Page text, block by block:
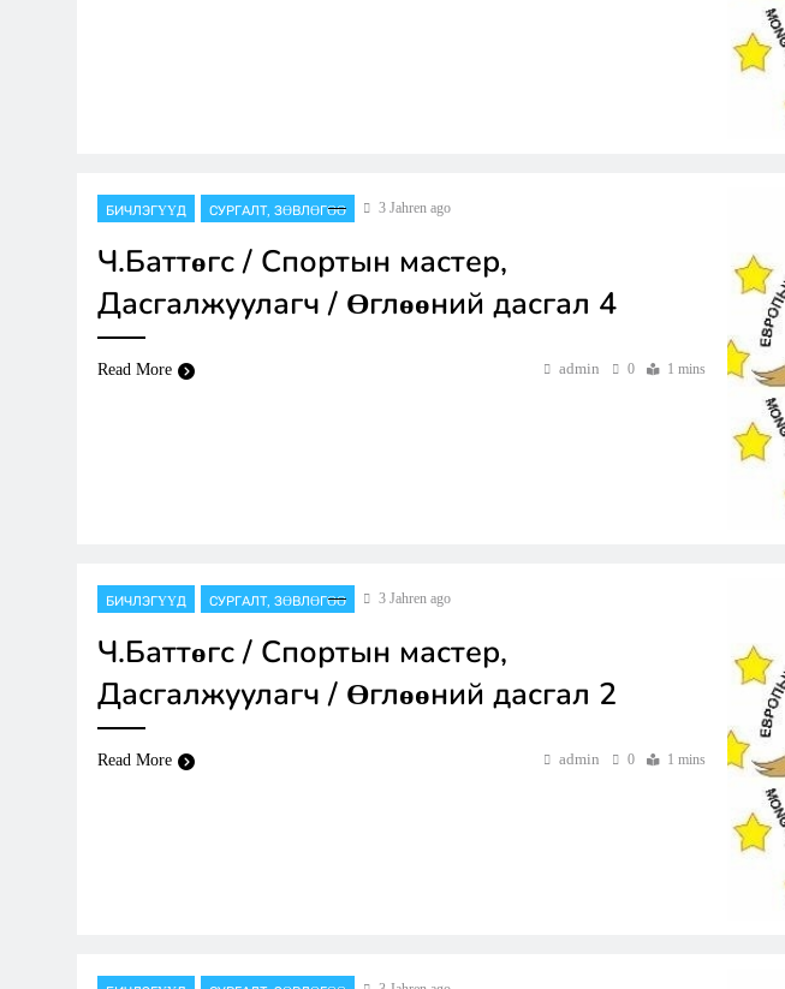
БИЧЛЭГҮҮД СУРГАЛТ, ЗӨВЛӨГӨӨ 3 Jahren ago
Ч.Баттөгс / Спортын мастер,
Дасгалжуулагч / Өглөөний дасгал 4
Read More admin 0 1 mins
БИЧЛЭГҮҮД СУРГАЛТ, ЗӨВЛӨГӨӨ 3 Jahren ago
Ч.Баттөгс / Спортын мастер,
Дасгалжуулагч / Өглөөний дасгал 2
Read More admin 0 1 mins